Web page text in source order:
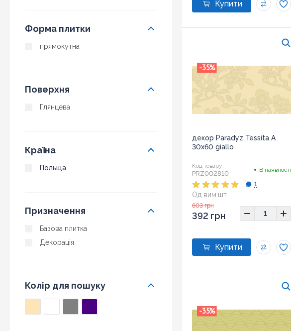
Форма плитки
прямокутна
Поверхня
Глянцева
Країна
Польща
Призначення
Базова плитка
Декорація
Колір для пошуку
-35%
декор Paradyz Tessita A
30x60 giallo
Код товару:
PRZ002810 В наявності
Од вим:шт
Розмір:
1
603 грн
392 грн
-35%